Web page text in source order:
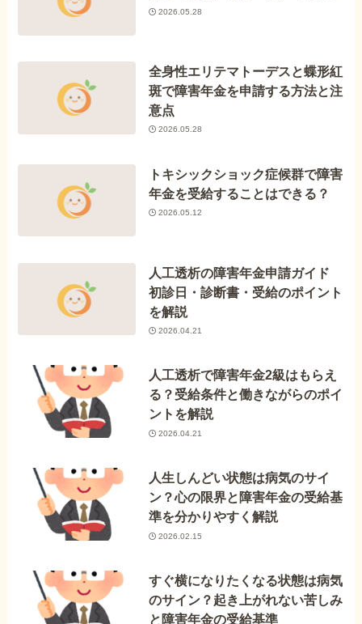
2026.05.28
全身性エリテマトーデスと蝶形紅
斑で障害年金を申請する方法と注
意点
2026.05.28
トキシックショック症候群で障害
年金を受給することはできる？
2026.05.12
人工透析の障害年金申請ガイド
初診日・診断書・受給のポイント
を解説
2026.04.21
人工透析で障害年金2級はもらえ
る？受給条件と働きながらのポイ
ントを解説
2026.04.21
人生しんどい状態は病気のサイ
ン？心の限界と障害年金の受給基
準を分かりやすく解説
2026.02.15
すぐ横になりたくなる状態は病気
のサイン？起き上がれない苦しみ
と障害年金の受給基準